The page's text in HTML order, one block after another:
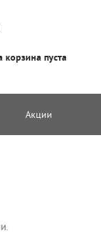
корзина пуста
Акции